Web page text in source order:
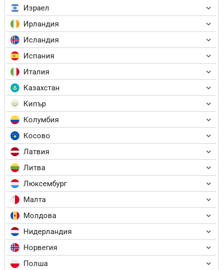
Израел
Ирландия
Исландия
Испания
Италия
Казахстан
Кипър
Колумбия
Косово
Латвия
Литва
Люксембург
Малта
Молдова
Нидерландия
Норвегия
Полша